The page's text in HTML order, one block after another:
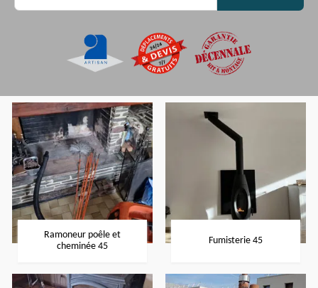
Ramoneur poêle et
cheminée 45
Fumisterie 45